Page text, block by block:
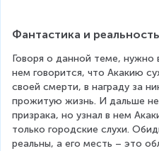
Фантастика и
Говоря о данной теме, нужно
нем говорится, что Акакию
своей смерти, в награду за
прожитую жизнь. И дальше
призрака, но узнал в нем
только городские слухи.
реальны, а его месть – это